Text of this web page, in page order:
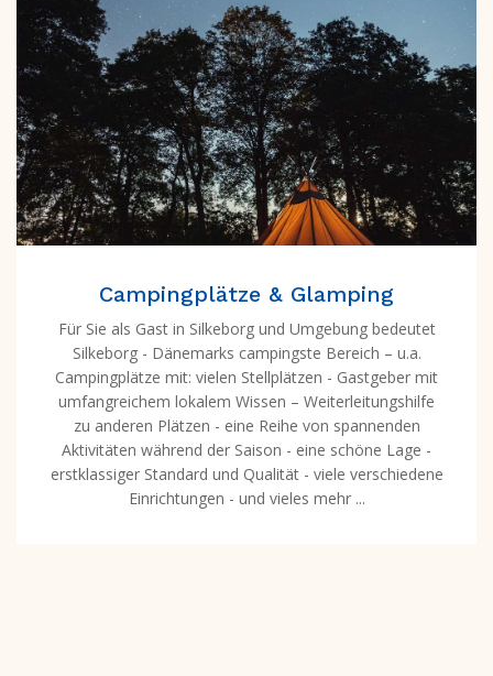
Campingplätze & Glamping
Für Sie als Gast in Silkeborg und Umgebung bedeutet
Silkeborg - Dänemarks campingste Bereich – u.a.
Campingplätze mit: vielen Stellplätzen - Gastgeber mit
umfangreichem lokalem Wissen – Weiterleitungshilfe
zu anderen Plätzen - eine Reihe von spannenden
Aktivitäten während der Saison - eine schöne Lage -
erstklassiger Standard und Qualität - viele verschiedene
Einrichtungen - und vieles mehr ...